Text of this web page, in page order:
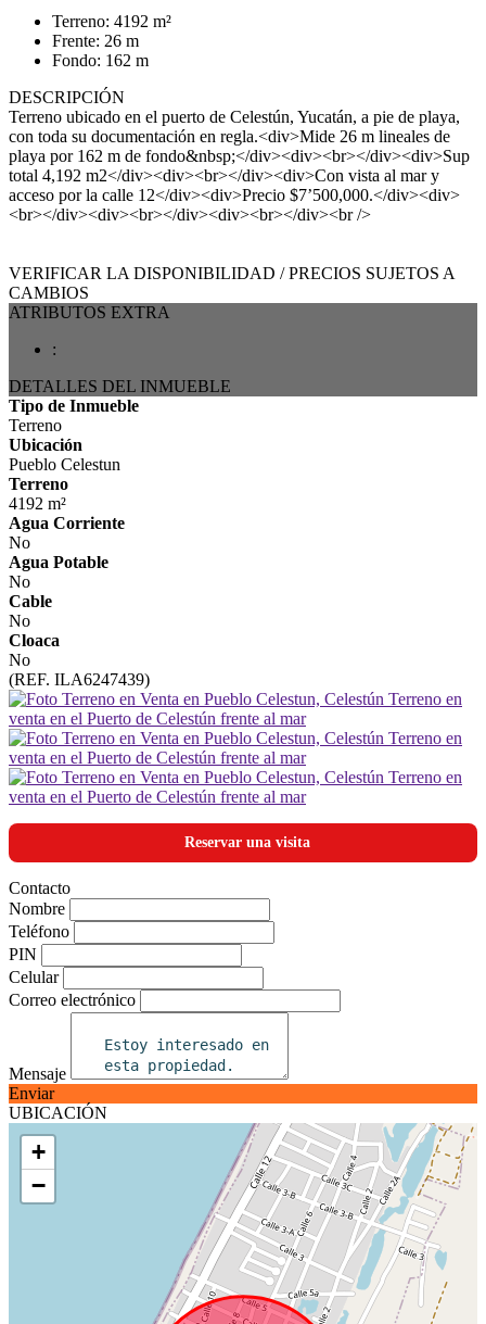
Terreno: 4192 m²
Frente: 26 m
Fondo: 162 m
DESCRIPCIÓN
Terreno ubicado en el puerto de Celestún, Yucatán, a pie de playa,
con toda su documentación en regla.<div>Mide 26 m lineales de
playa por 162 m de fondo&nbsp;</div><div><br></div><div>Sup
total 4,192 m2</div><div><br></div><div>Con vista al mar y
acceso por la calle 12</div><div>Precio $7’500,000.</div><div>
<br></div><div><br></div><div><br></div><br />
VERIFICAR LA DISPONIBILIDAD / PRECIOS SUJETOS A
CAMBIOS
ATRIBUTOS EXTRA
:
DETALLES DEL INMUEBLE
Tipo de Inmueble
Terreno
Ubicación
Pueblo Celestun
Terreno
4192 m²
Agua Corriente
No
Agua Potable
No
Cable
No
Cloaca
No
(REF. ILA6247439)
Reservar una visita
Contacto
Nombre
Teléfono
PIN
Celular
Correo electrónico
Mensaje
Enviar
UBICACIÓN
+
−